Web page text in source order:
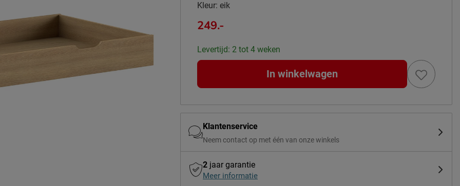
Kleur: eik
249.-
Levertijd: 2 tot 4 weken
In winkelwagen
Klantenservice
Neem contact op met één van onze winkels
2 jaar garantie
Meer informatie